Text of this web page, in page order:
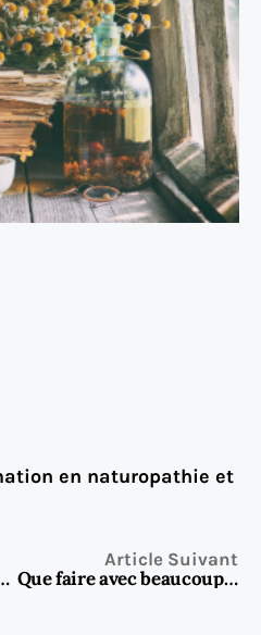
en naturopathie et
dans vos recettes ?
Article Suivant
Que faire avec beaucoup d’œufs ? Des recettes faciles et gourmandes à découvrir